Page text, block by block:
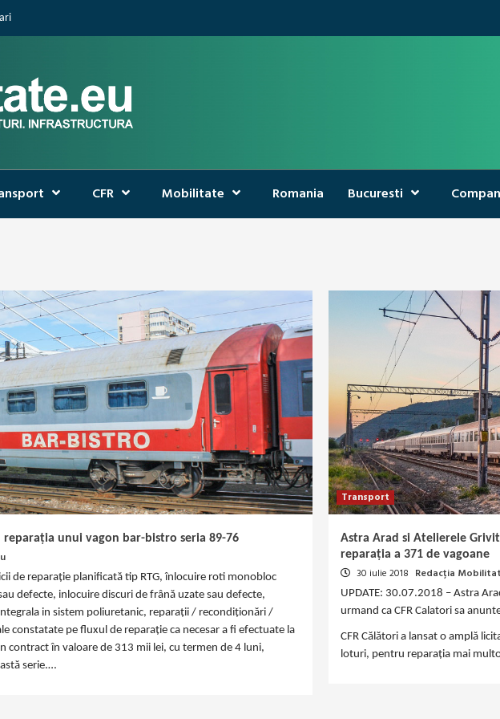
CFR Mobilitate Romania Bucuresti
reparația unui vagon bar-bistro seria 89-76
de reparaţie planificată tip RTG, înlocuire roti monobloc
defecte, inlocuire discuri de frână uzate sau defecte,
in sistem poliuretanic, reparaţii / recondiţionări /
constatate pe fluxul de reparaţie ca necesar a fi efectuate la
contract în valoare de 313 mii lei, cu termen de 4 luni,
serie.…
Transport
Astra Arad si Atelierele
reparația a 371 de vagoane
30 iulie 2018 Redacția
UPDATE: 30.07.2018 – Astra
urmand ca CFR Calatori sa
CFR Călători a lansat o amplă
loturi, pentru reparația mai